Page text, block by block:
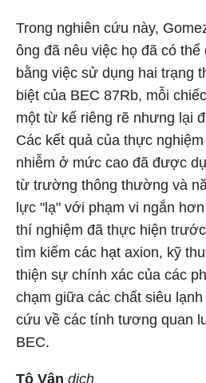
Trong nghiên cứu này,
ông đã nêu việc họ đã có
bằng việc sử dụng hai trạng
biệt của BEC 87Rb, mỗi
một từ kế riêng rẽ nhưng lại
Các kết quả của thực
nhiễm ở mức cao đã được
từ trường thông thường và
lực "lạ" với phạm vi ngắn
thí nghiệm đã thực hiện
tìm kiếm các hạt axion, kỹ
thiện sự chính xác của các
chạm giữa các chất siêu
cứu về các tính tương quan
BEC.
Tô Vân dịch